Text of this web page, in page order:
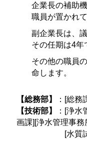
企業長の補助
職員が置かれて
副企業長は、
その任期は4年
その他の職員
命します。
【総務部】
：[総務
【技術部】
：[浄
画課][浄水管理事務
[水質試